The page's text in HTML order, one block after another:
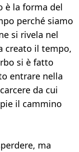
è la forma del
perché siamo
si rivela nel
creato il tempo,
si è fatto
entrare nella
da cui
il cammino
ma